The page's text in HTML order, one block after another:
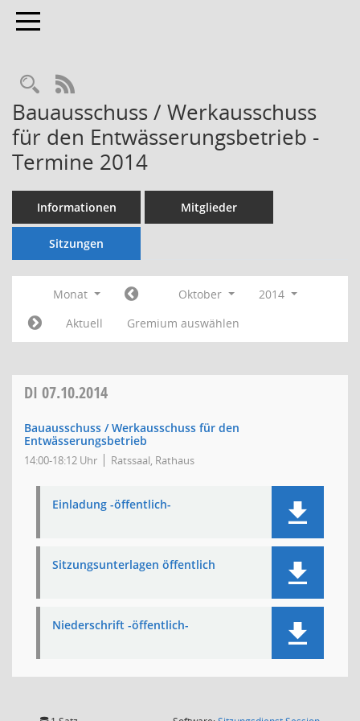
Toggle navigation
Rechercheauswahl
RSS-Feed
Bauausschuss / Werkausschuss
für den Entwässerungsbetrieb -
Termine 2014
Informationen Mitglieder
Sitzungen
Monat Oktober
2014
Aktuell
Gremium auswählen
DI 07.10.2014
Bauausschuss / Werkausschuss für den
Entwässerungsbetrieb
14:00-18:12 Uhr Ratssaal, Rathaus
Einladung -öffentlich-
Sitzungsunterlagen öffentlich
Niederschrift -öffentlich-